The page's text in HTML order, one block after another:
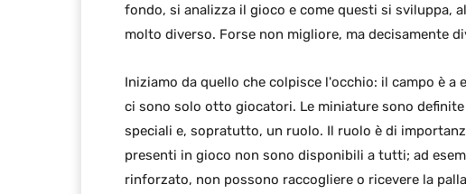
fondo, si analizza il gioco e come questi si sviluppa,
molto diverso. Forse non migliore, ma decisamente
Iniziamo da quello che colpisce l'occhio: il campo è
ci sono solo otto giocatori. Le miniature sono
speciali e, sopratutto, un ruolo. Il ruolo è di
presenti in gioco non sono disponibili a tutti; ad
rinforzato, non possono raccogliere o ricevere la